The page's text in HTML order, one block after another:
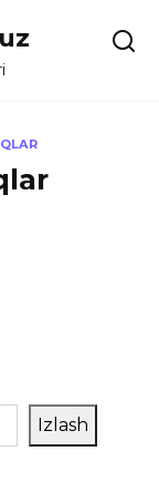
Izlash